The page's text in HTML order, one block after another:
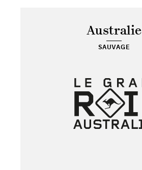
Australie
SAUVAGE